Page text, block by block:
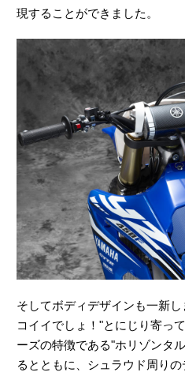
現することができました。
そしてボディデザインも一新
コイイでしょ！"とにじり寄っ
ーズの特徴である"ホリゾンタ
るとともに、シュラウド周りの